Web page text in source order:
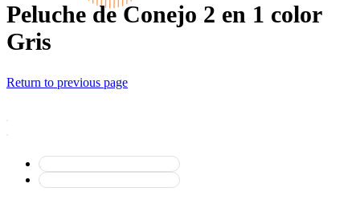
Peluche de Conejo 2 en 1 color
Gris
Return to previous page